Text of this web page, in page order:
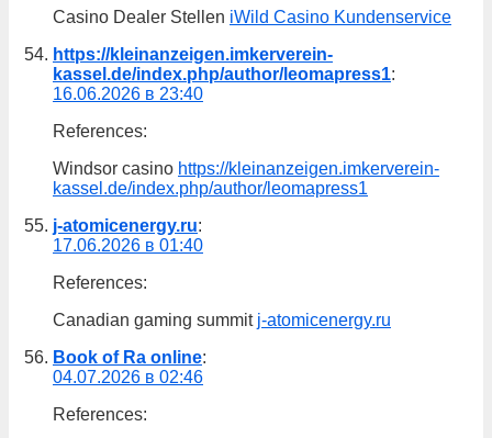
Casino Dealer Stellen iWild Casino Kundenservice
https://kleinanzeigen.imkerverein-
kassel.de/index.php/author/leomapress1:
16.06.2026 в 23:40
References:
Windsor casino https://kleinanzeigen.imkerverein-
kassel.de/index.php/author/leomapress1
j-atomicenergy.ru:
17.06.2026 в 01:40
References:
Canadian gaming summit j-atomicenergy.ru
Book of Ra online:
04.07.2026 в 02:46
References: